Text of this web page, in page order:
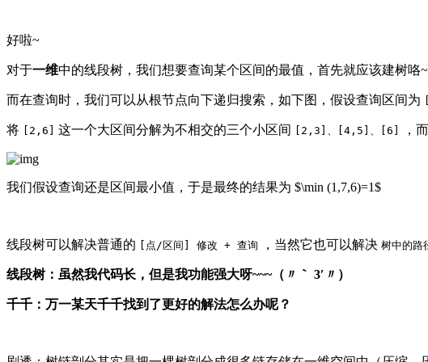
好啦~
对于一维中的线段树，我们想要查询某个区间的最值，首先就应该建树咯
而在查询时，我们可以从根节点向下递归搜索，如下图，假设查询区间为
将 [2,6] 这一个大区间分解为不相交的三个小区间 [2,3]、[4,5]、[6] ，
我们假设查询还是区间最小值，于是最终的结果为 $\min (1,7,6)=1$
线段树可以解决普通的 [点/区间] 修改 + 查询 ，当然它也可以解决 树中的
线段树：虽然我代码长，但是我功能强大呀~~~（〃｀ 3′〃）
千千：万一某天千千找到了更好的解法怎么办呢？